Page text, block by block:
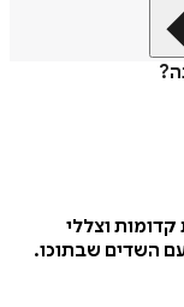
וצללי
שבתוכו.